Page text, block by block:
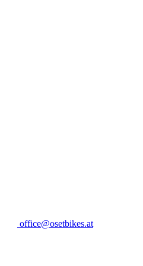
office@osetbikes.at